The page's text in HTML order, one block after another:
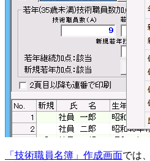
「技術職員名簿」作成画面では、